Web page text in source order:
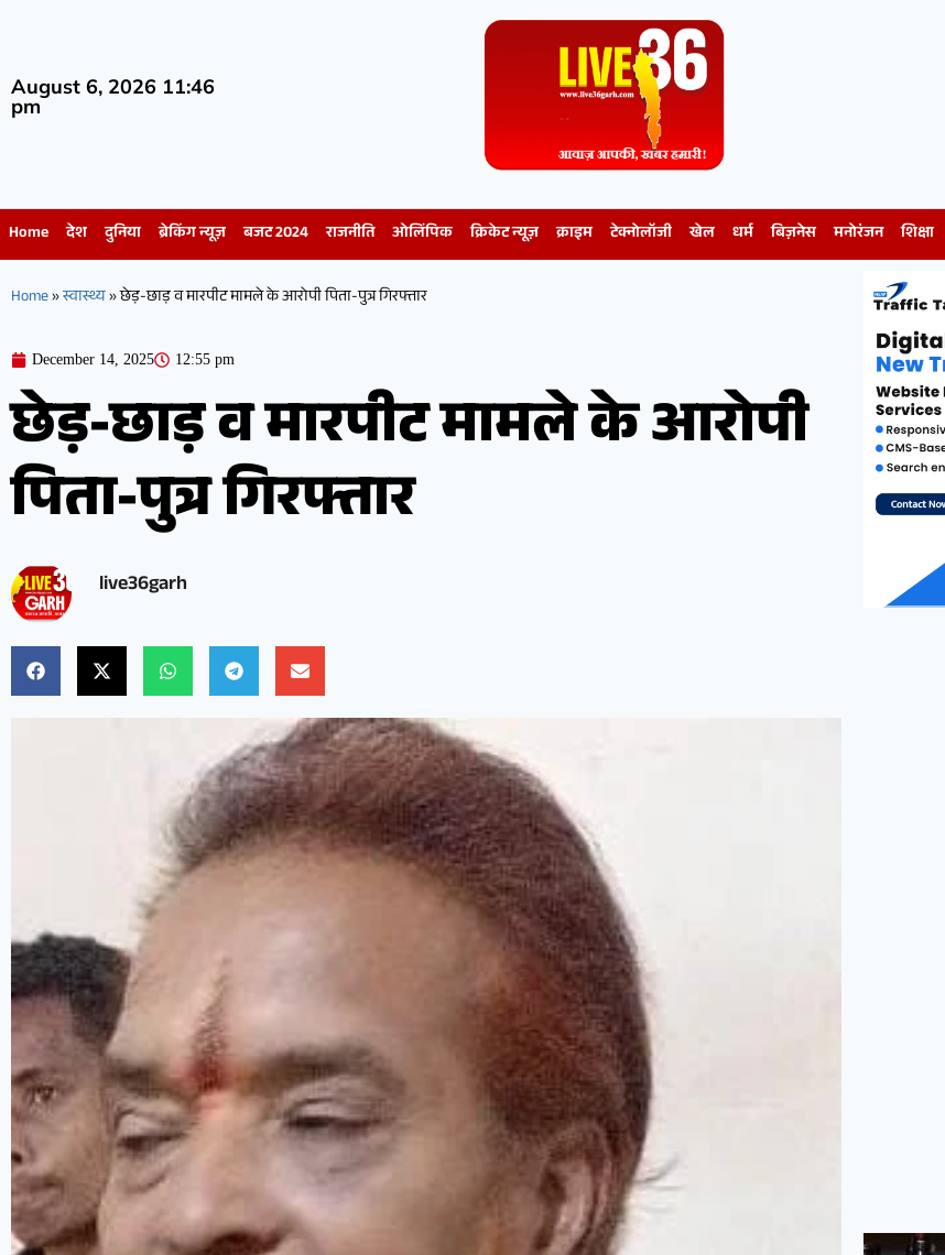
August 6, 2026 11:46
pm
Home देश दुनिया ब्रेकिंग न्यूज़ बजट 2024 राजनीति ओलिंपिक क्रिकेट न्यूज़ क्राइम टेक्नोलॉजी खेल धर्म बिज़नेस मनोरंजन शिक्षा
Home»स्वास्थ्य»छेड़-छाड़ व मारपीट मामले के आरोपी पिता-पुत्र गिरफ्तार
December 14, 2025 12:55 pm
छेड़-छाड़ व मारपीट मामले के आरोपी
पिता-पुत्र गिरफ्तार
live36garh